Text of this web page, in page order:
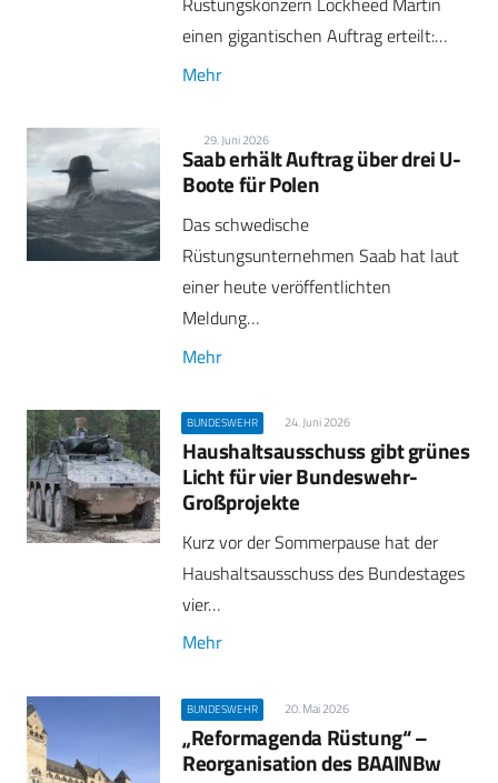
einen gigantischen Auftrag erteilt:…
Mehr
29. Juni 2026
Saab erhält Auftrag über drei U-
Boote für Polen
Das schwedische
Rüstungsunternehmen Saab hat laut
einer heute veröffentlichten
Meldung…
Mehr
BUNDESWEHR 24. Juni 2026
Haushaltsausschuss gibt grünes
Licht für vier Bundeswehr-
Großprojekte
Kurz vor der Sommerpause hat der
Haushaltsausschuss des Bundestages
vier…
Mehr
BUNDESWEHR 20. Mai 2026
„Reformagenda Rüstung“ –
Reorganisation des BAAINBw